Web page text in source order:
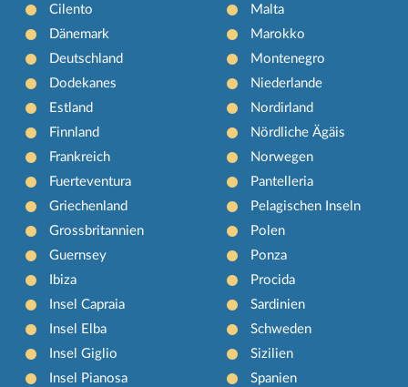
Cilento
Dänemark
Deutschland
Dodekanes
Estland
Finnland
Frankreich
Fuerteventura
Griechenland
Grossbritannien
Guernsey
Ibiza
Insel Capraia
Insel Elba
Insel Giglio
Insel Pianosa
Malta
Marokko
Montenegro
Niederlande
Nordirland
Nördliche Ägäis
Norwegen
Pantelleria
Pelagischen Inseln
Polen
Ponza
Procida
Sardinien
Schweden
Sizilien
Spanien